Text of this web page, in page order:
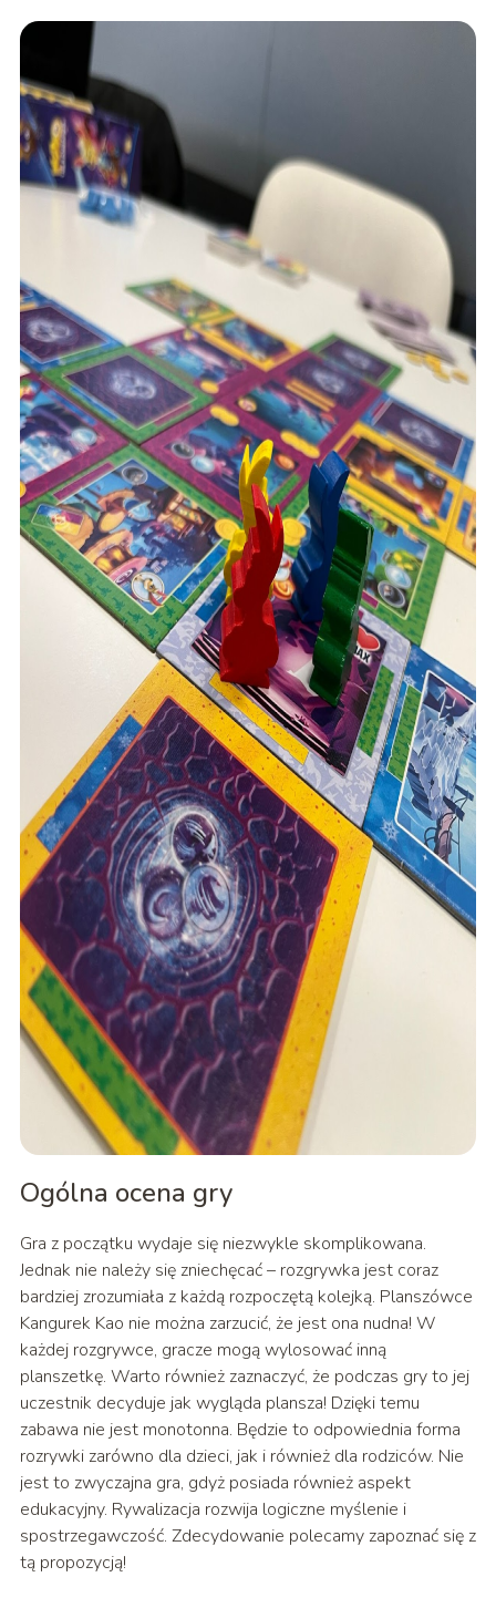
Ogólna ocena gry
Gra z początku wydaje się niezwykle skomplikowana.
Jednak nie należy się zniechęcać – rozgrywka jest coraz
bardziej zrozumiała z każdą rozpoczętą kolejką. Planszówce
Kangurek Kao nie można zarzucić, że jest ona nudna! W
każdej rozgrywce, gracze mogą wylosować inną
planszetkę. Warto również zaznaczyć, że podczas gry to jej
uczestnik decyduje jak wygląda plansza! Dzięki temu
zabawa nie jest monotonna. Będzie to odpowiednia forma
rozrywki zarówno dla dzieci, jak i również dla rodziców. Nie
jest to zwyczajna gra, gdyż posiada również aspekt
edukacyjny. Rywalizacja rozwija logiczne myślenie i
spostrzegawczość. Zdecydowanie polecamy zapoznać się z
tą propozycją!